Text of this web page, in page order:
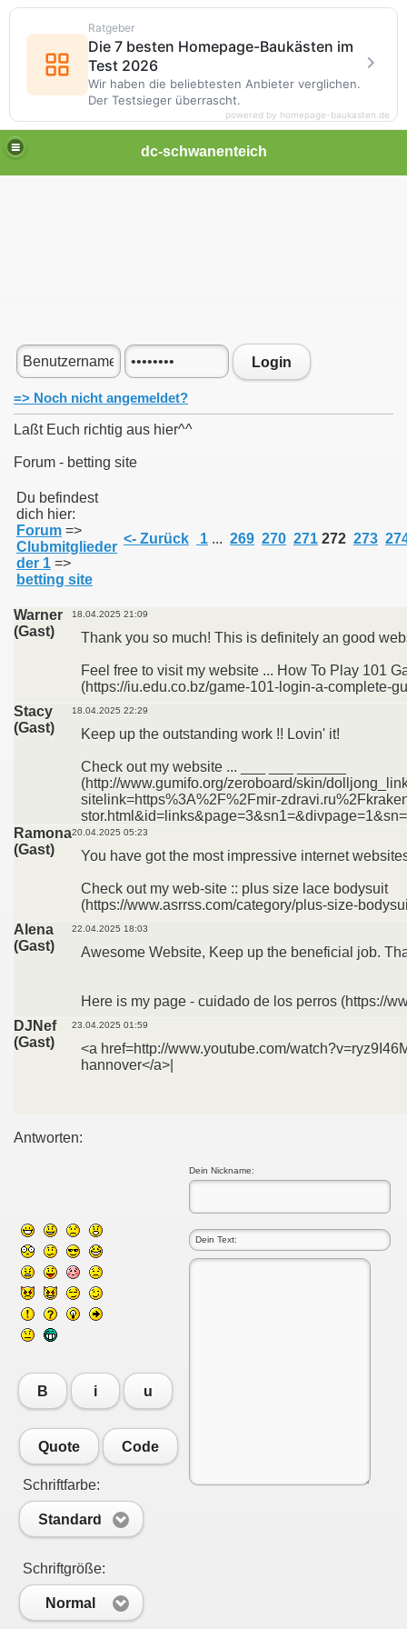
dc-schwanenteich
Login
=> Noch nicht angemeldet?
Laßt Euch richtig aus hier^^
Forum - betting site
Du befindest
dich hier:
Forum =>
Clubmitglieder
der 1 =>
betting site
<- Zurück 1 ... 269 270 271 272 273
Warner
(Gast)
18.04.2025 21:09
Thank you so much! This is definitely an good
Feel free to visit my website ... How To Play 101
(https://iu.edu.co.bz/game-101-login-a-complete-
Stacy
(Gast)
18.04.2025 22:29
Keep up the outstanding work !! Lovin' it!
Check out my website ... ___ ___ ______
(http://www.gumifo.org/zeroboard/skin/
sitelink=https%3A%2F%2Fmir-
Ramona
(Gast)
20.04.2025 05:23
You have got the most impressive internet
Check out my web-site :: plus size lace bodysuit
(https://www.asrrss.com/category/plus-size-
Alena
(Gast)
22.04.2025 18:03
Awesome Website, Keep up the beneficial job.
Here is my page - cuidado de los perros (https://
DJNef
(Gast)
23.04.2025 01:59
<a href=http://www.youtube.com/
hannover</a>|
Antworten:
Dein Nickname:
B i u
Quote Code
Schriftfarbe:
Standard
Schriftgröße:
Normal
Ratgeber
Die 7 besten Homepage-Baukästen im
Test 2026
Wir haben die beliebtesten Anbieter verglichen.
Der Testsieger überrascht.
powered by homepage-baukasten.de